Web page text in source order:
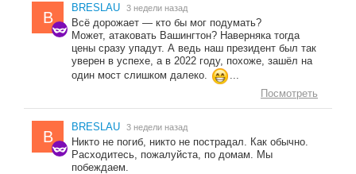
B
BRESLAU 3 недели назад
Всё дорожает — кто бы мог подумать?
Может, атаковать Вашингтон? Наверняка тогда
цены сразу упадут. А ведь наш президент был так
уверен в успехе, а в 2022 году, похоже, зашёл на
один мост слишком далеко.
...
Посмотреть
B
BRESLAU 3 недели назад
Никто не погиб, никто не пострадал. Как обычно.
Расходитесь, пожалуйста, по домам. Мы
побеждаем.